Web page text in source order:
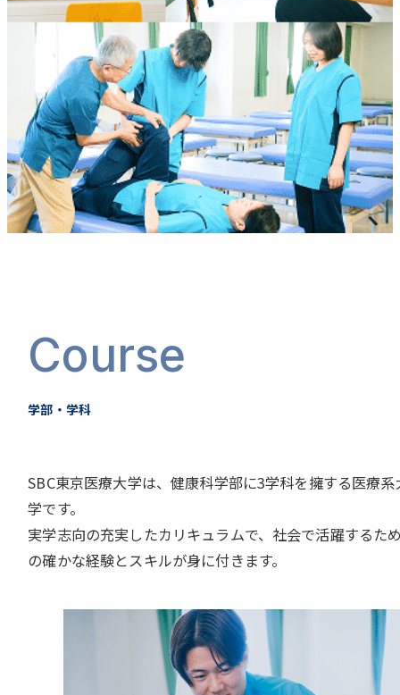
Course
学部・学科
SBC東京医療大学は、健康科学部に3学科を擁する医療系
学です。
実学志向の充実したカリキュラムで、社会で活躍するた
の確かな経験とスキルが身に付きます。